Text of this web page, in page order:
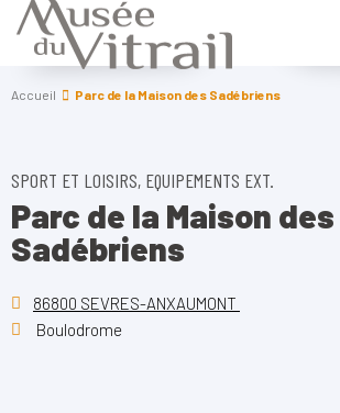
Accueil Parc de la Maison des Sadébriens
SPORT ET LOISIRS, EQUIPEMENTS EXT.
Parc de la Maison des
Sadébriens
86800 SEVRES-ANXAUMONT
Boulodrome